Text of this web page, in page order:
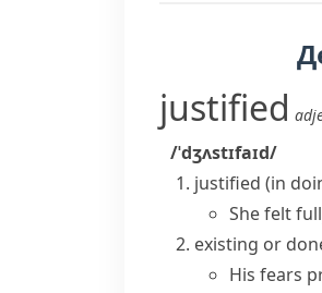
justified
/ˈdʒʌstɪfaɪd/
justified (in
She felt
existing or
His fears